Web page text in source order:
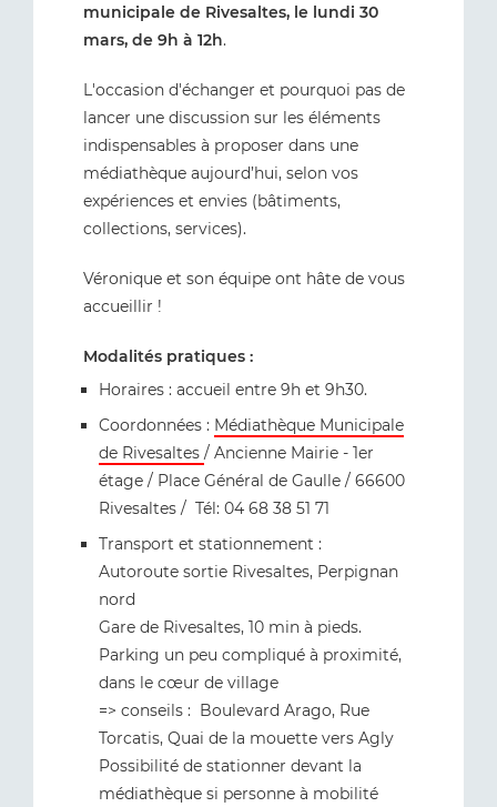
municipale de Rivesaltes, le lundi 30
mars, de 9h à 12h.
L'occasion d'échanger et pourquoi pas de
lancer une discussion sur les éléments
indispensables à proposer dans une
médiathèque aujourd’hui, selon vos
expériences et envies (bâtiments,
collections, services).
Véronique et son équipe ont hâte de vous
accueillir !
Modalités pratiques :
Horaires : accueil entre 9h et 9h30.
Coordonnées : Médiathèque Municipale
de Rivesaltes / Ancienne Mairie - 1er
étage / Place Général de Gaulle / 66600
Rivesaltes / Tél: 04 68 38 51 71
Transport et stationnement :
Autoroute sortie Rivesaltes, Perpignan
nord
Gare de Rivesaltes, 10 min à pieds.
Parking un peu compliqué à proximité,
dans le cœur de village
=> conseils : Boulevard Arago, Rue
Torcatis, Quai de la mouette vers Agly
Possibilité de stationner devant la
médiathèque si personne à mobilité